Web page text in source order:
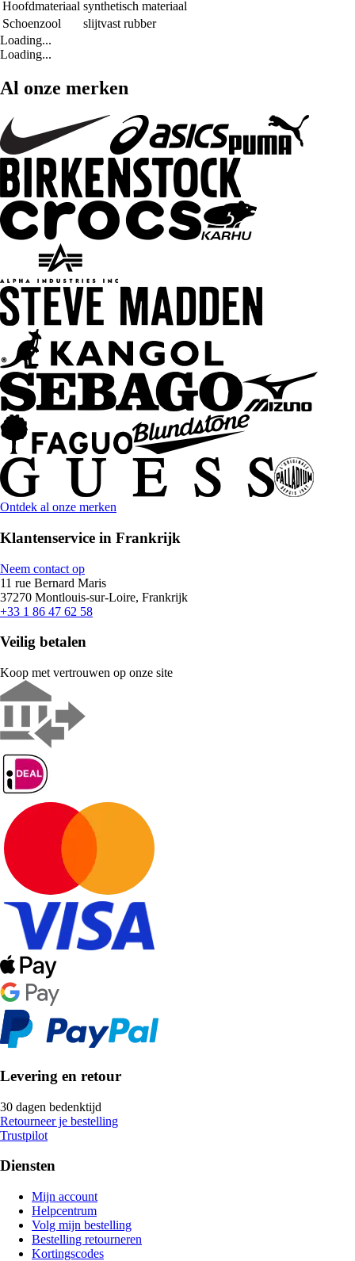
Hoofdmateriaal synthetisch materiaal
Schoenzool
slijtvast rubber
Loading...
Loading...
Al onze merken
Ontdek al onze merken
Klantenservice in Frankrijk
Neem contact op
11 rue Bernard Maris
37270 Montlouis-sur-Loire, Frankrijk
+33 1 86 47 62 58
Veilig betalen
Koop met vertrouwen op onze site
Levering en retour
30 dagen bedenktijd
Retourneer je bestelling
Trustpilot
Diensten
Mijn account
Helpcentrum
Volg mijn bestelling
Bestelling retourneren
Kortingscodes